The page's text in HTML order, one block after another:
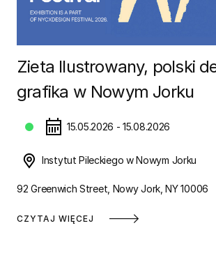
Zieta Ilustrowany, polski
grafika w Nowym Jorku
15.05.2026 - 15.08.2026
Instytut Pileckiego w Nowym Jorku
92 Greenwich Street, Nowy Jork, NY 10006
CZYTAJ WIĘCEJ